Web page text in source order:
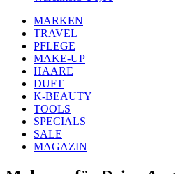
MARKEN
TRAVEL
PFLEGE
MAKE-UP
HAARE
DUFT
K-BEAUTY
TOOLS
SPECIALS
SALE
MAGAZIN